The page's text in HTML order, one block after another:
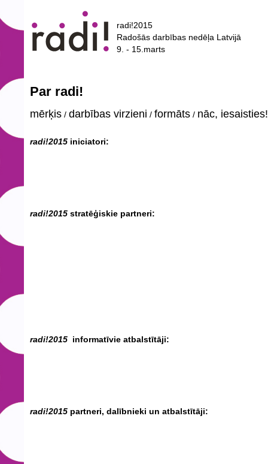
radi!2015
Radošās darbības nedēļa Latvijā
9. - 15.marts
Par radi!
mērķis / darbības virzieni / formāts / nāc, iesaisties!
radi!2015 iniciatori:
radi!2015 stratēģiskie partneri:
radi!2015 informatīvie atbalstītāji:
radi!2015 partneri, dalībnieki un atbalstītāji: